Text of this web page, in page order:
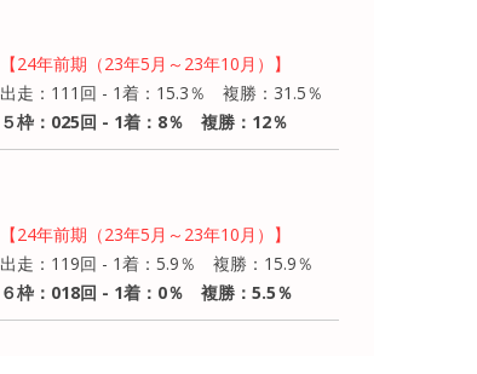
【24年前期（23年5月～23年10月）】
出走：111回 - 1着：15.3％ 複勝：31.5％
５枠：025回 - 1着：8％ 複勝：12％
【24年前期（23年5月～23年10月）】
出走：119回 - 1着：5.9％ 複勝：15.9％
６枠：018回 - 1着：0％ 複勝：5.5％